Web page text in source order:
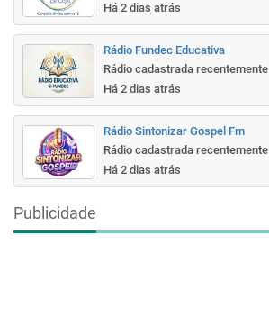
Há 2 dias atrás
Rádio Fundec Educativa
Rádio cadastrada recentemente
Há 2 dias atrás
Rádio Sintonizar Gospel Fm
Rádio cadastrada recentemente
Há 2 dias atrás
Publicidade